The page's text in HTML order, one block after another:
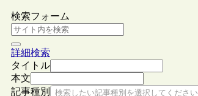
検索フォーム
詳細検索
タイトル
本文
記事種別
検索したい記事種別を選択してください